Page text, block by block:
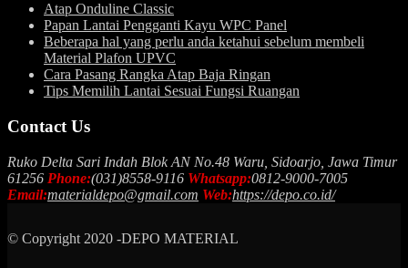
Atap Onduline Classic
Papan Lantai Pengganti Kayu WPC Panel
Beberapa hal yang perlu anda ketahui sebelum membeli
Material Plafon UPVC
Cara Pasang Rangka Atap Baja Ringan
Tips Memilih Lantai Sesuai Fungsi Ruangan
Contact Us
Ruko Delta Sari Indah Blok AN No.48 Waru, Sidoarjo, Jawa Timur
61256 Phone:(031)8558-9116 Whatsapp:0812-9000-7005
Email:materialdepo@gmail.com Web:https://depo.co.id/
© Copyright 2020 -DEPO MATERIAL